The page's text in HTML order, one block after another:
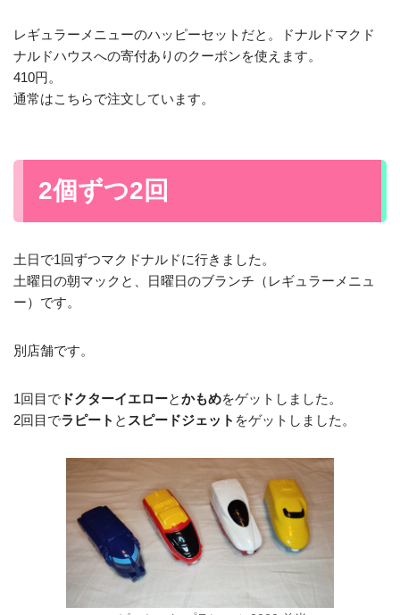
レギュラーメニューのハッピーセットだと。ドナルドマクド
ナルドハウスへの寄付ありのクーポンを使えます。
410円。
通常はこちらで注文しています。
2個ずつ2回
土日で1回ずつマクドナルドに行きました。
土曜日の朝マックと、日曜日のブランチ（レギュラーメニュ
ー）です。
別店舗です。
1回目で ドクターイエローとかもめをゲットしました。
2回目でラピート と スピードジェット をゲットしました。